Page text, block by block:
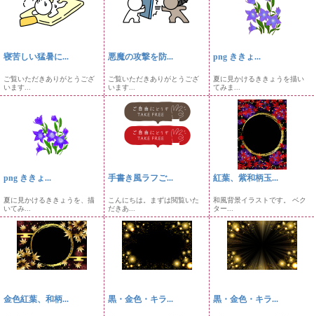
寝苦しい猛暑に...
ご覧いただきありがとうござ
います...
悪魔の攻撃を防...
ご覧いただきありがとうござ
います...
png ききょ...
夏に見かけるききょうを描い
てみま...
png ききょ...
夏に見かけるききょうを、描
いてみ...
手書き風ラフご...
こんにちは。まずは閲覧いた
だきあ...
紅葉、紫和柄玉...
和風背景イラストです。 ベク
ター...
金色紅葉、和柄... 黒・金色・キラ... 黒・金色・キラ...